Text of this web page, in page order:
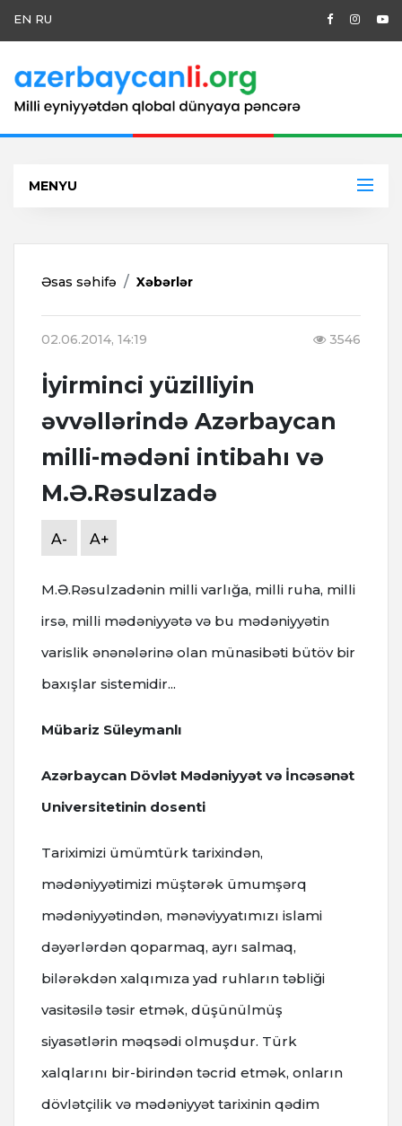
EN RU
MENYU
Əsas səhifə Xəbərlər
02.06.2014, 14:19 3546
İyirminci yüzilliyin
əvvəllərində Azərbaycan
milli-mədəni intibahı və
M.Ə.Rəsulzadə
A- A+
M.Ə.Rəsulzadənin milli varlığa, milli ruha, milli
irsə, milli mədəniyyətə və bu mədəniyyətin
varislik ənənələrinə olan münasibəti bütöv bir
baxışlar sistemidir...
Mübariz Süleymanlı
Azərbaycan Dövlət Mədəniyyət və İncəsənət
Universitetinin dosenti
Tariximizi ümümtürk tarixindən,
mədəniyyətimizi müştərək ümumşərq
mədəniyyətindən, mənəviyyatımızı islami
dəyərlərdən qoparmaq, ayrı salmaq,
bilərəkdən xalqımıza yad ruhların təbliği
vasitəsilə təsir etmək, düşünülmüş
siyasətlərin məqsədi olmuşdur. Türk
xalqlarını bir-birindən təcrid etmək, onların
dövlətçilik və mədəniyyət tarixinin qədim